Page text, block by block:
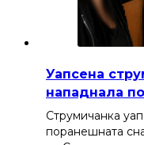
Уапсена
нападнала
Струмичанка
поранешната